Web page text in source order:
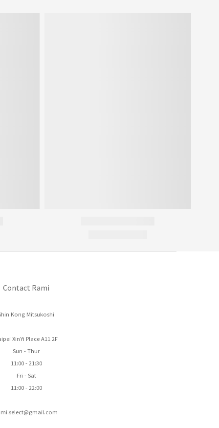
Contact Rami
Kong Mitsukoshi
XinYi Place A11 2F
Sun - Thur
11:00 - 21:30
Fri - Sat
11:00 - 22:00